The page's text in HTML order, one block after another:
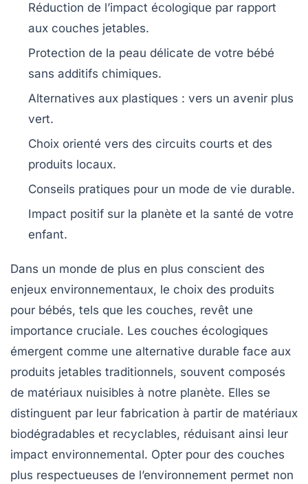
Réduction de l’impact écologique par rapport
aux couches jetables.
Protection de la peau délicate de votre bébé
sans additifs chimiques.
Alternatives aux plastiques : vers un avenir plus
vert.
Choix orienté vers des circuits courts et des
produits locaux.
Conseils pratiques pour un mode de vie durable.
Impact positif sur la planète et la santé de votre
enfant.
Dans un monde de plus en plus conscient des
enjeux environnementaux, le choix des produits
pour bébés, tels que les couches, revêt une
importance cruciale. Les couches écologiques
émergent comme une alternative durable face aux
produits jetables traditionnels, souvent composés
de matériaux nuisibles à notre planète. Elles se
distinguent par leur fabrication à partir de matériaux
biodégradables et recyclables, réduisant ainsi leur
impact environnemental. Opter pour des couches
plus respectueuses de l’environnement permet non